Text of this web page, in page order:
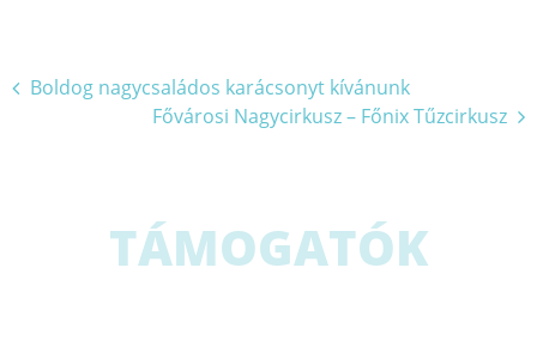
Bejegyzés
Boldog nagycsaládos karácsonyt kívánunk
Fővárosi Nagycirkusz – Főnix Tűzcirkusz
TÁMOGATÓK